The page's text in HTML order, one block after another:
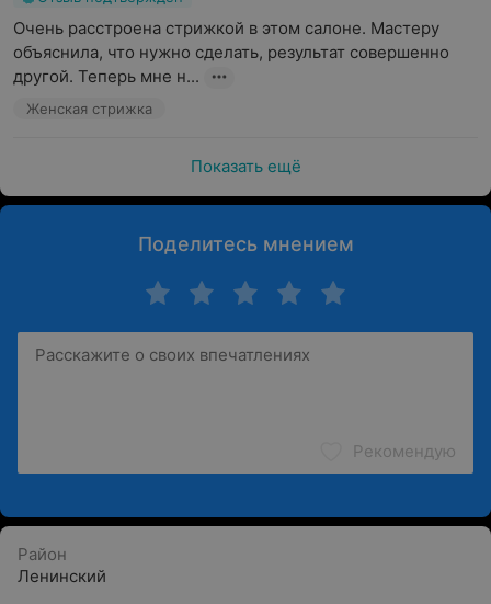
Очень расстроена стрижкой в этом салоне. Мастеру
объяснила, что нужно сделать, результат совершенно
другой. Теперь мне н...
Женская стрижка
Показать ещё
Поделитесь мнением
Рекомендую
Район
Ленинский